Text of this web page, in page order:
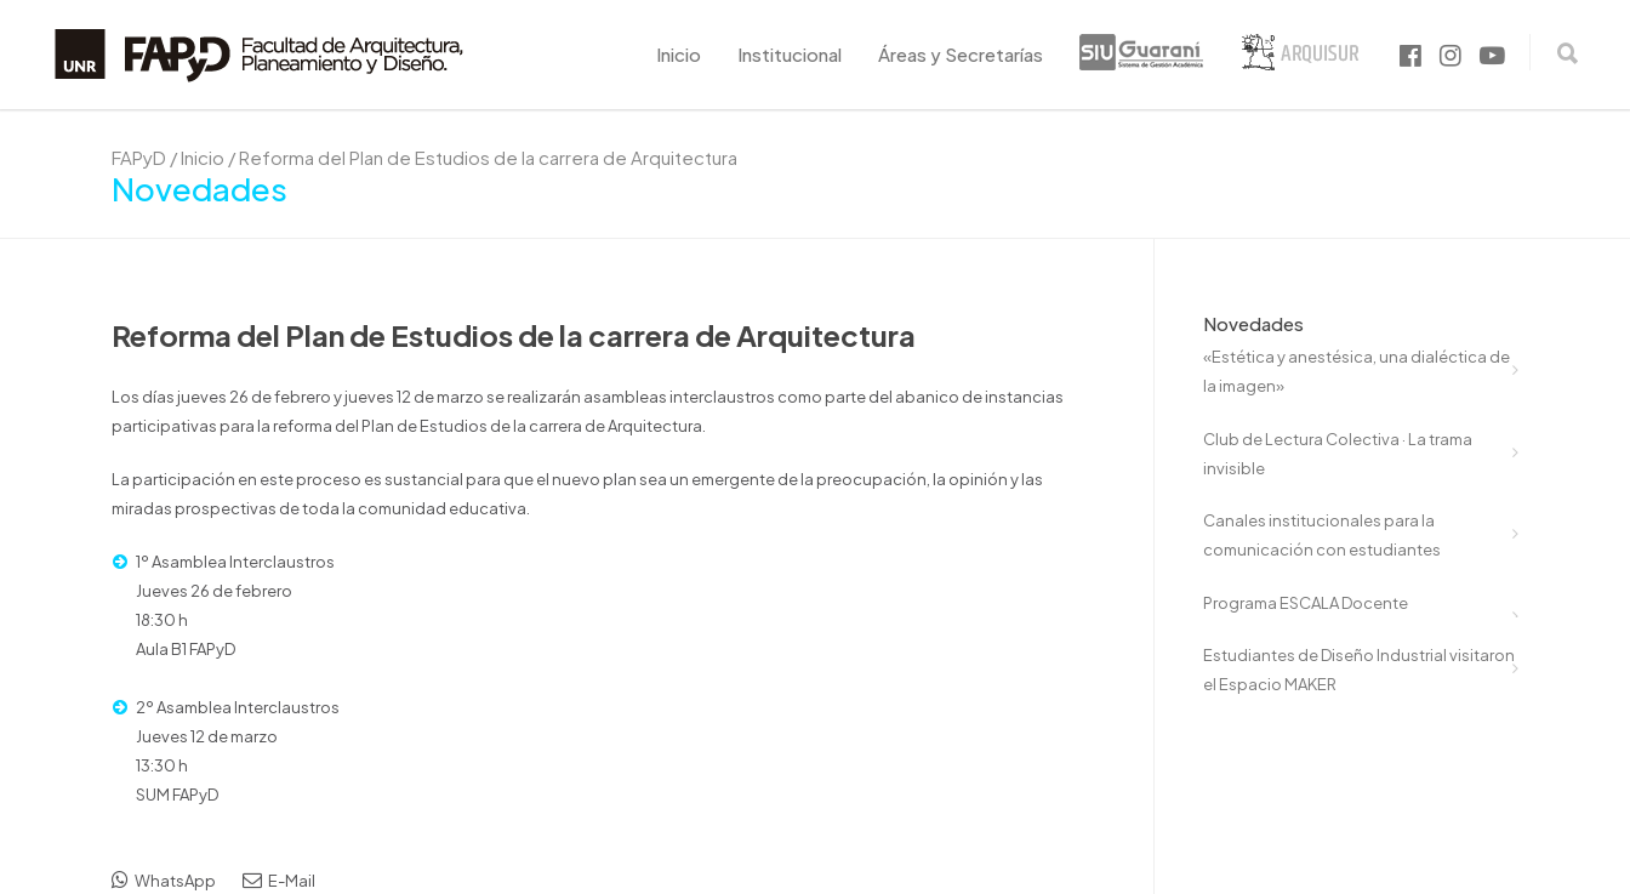
Inicio Institucional Áreas y Secretarías
FAPyD / Inicio / Reforma del Plan de Estudios de la carrera de Arquitectura
Novedades
Reforma del Plan de Estudios de la carrera de Arquitectura
Los días jueves 26 de febrero y jueves 12 de marzo se realizarán asambleas interclaustros como parte del abanico de instancias
participativas para la reforma del Plan de Estudios de la carrera de Arquitectura.
La participación en este proceso es sustancial para que el nuevo plan sea un emergente de la preocupación, la opinión y las
miradas prospectivas de toda la comunidad educativa.
1º Asamblea Interclaustros
Jueves 26 de febrero
18:30 h
Aula B1 FAPyD
2º Asamblea Interclaustros
Jueves 12 de marzo
13:30 h
SUM FAPyD
WhatsApp E-Mail
Novedades
«Estética y anestésica, una dialéctica de
la imagen»
Club de Lectura Colectiva · La trama
invisible
Canales institucionales para la
comunicación con estudiantes
Programa ESCALA Docente
Estudiantes de Diseño Industrial visitaron
el Espacio MAKER